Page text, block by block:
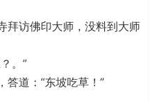
访佛印大师，没料到大师
。”
道：“东坡吃草！”